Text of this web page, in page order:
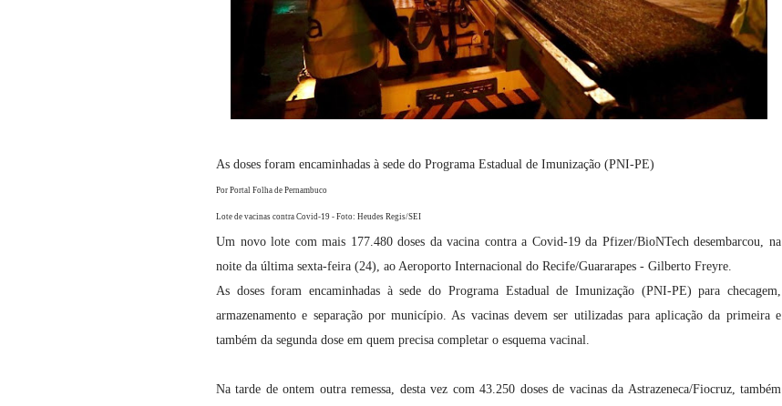
As doses foram encaminhadas à sede do Programa Estadual de Imunização (PNI-PE)
Por Portal Folha de Pernambuco
Lote de vacinas contra Covid-19 - Foto: Heudes Regis/SEI
Um novo lote com mais 177.480 doses da vacina contra a Covid-19 da Pfizer/BioNTech desembarcou, na
noite da última sexta-feira (24), ao Aeroporto Internacional do Recife/Guararapes - Gilberto Freyre.
As doses foram encaminhadas à sede do Programa Estadual de Imunização (PNI-PE) para checagem,
armazenamento e separação por município. As vacinas devem ser utilizadas para aplicação da primeira e
também da segunda dose em quem precisa completar o esquema vacinal.
Na tarde de ontem outra remessa, desta vez com 43.250 doses de vacinas da Astrazeneca/Fiocruz, também